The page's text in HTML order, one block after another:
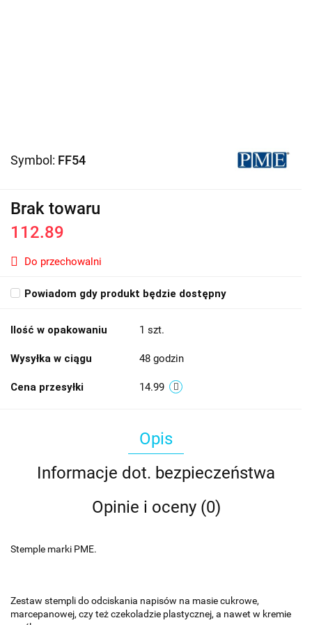
Symbol: FF54
Brak towaru
112.89
Do przechowalni
Powiadom gdy produkt będzie dostępny
Ilość w opakowaniu 1 szt.
Wysyłka w ciągu 48 godzin
Cena przesyłki 14.99
Opis
Informacje dot. bezpieczeństwa
Opinie i oceny (0)
Stemple marki PME.
Zestaw stempli do odciskania napisów na masie cukrowe,
marcepanowej, czy też czekoladzie plastycznej, a nawet w kremie